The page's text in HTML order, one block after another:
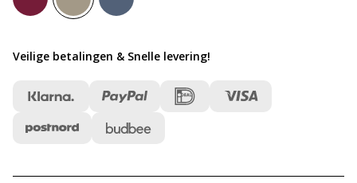
Veilige betalingen & Snelle levering!